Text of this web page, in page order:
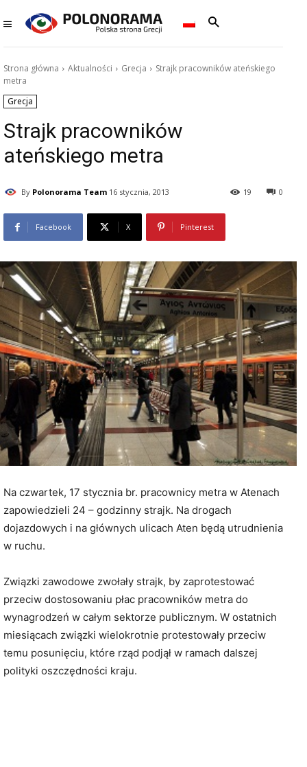
Strona główna Aktualności Grecja
Strajk pracowników ateńskiego
metra
Grecja
Strajk pracowników
ateńskiego metra
By Polonorama Team 16 stycznia, 2013 0
19
Facebook X Pinterest
Na czwartek, 17 stycznia br. pracownicy metra w Atenach
zapowiedzieli 24 – godzinny strajk. Na drogach
dojazdowych i na głównych ulicach Aten będą utrudnienia
w ruchu.
Związki zawodowe zwołały strajk, by zaprotestować
przeciw dostosowaniu płac pracowników metra do
wynagrodzeń w całym sektorze publicznym. W ostatnich
miesiącach związki wielokrotnie protestowały przeciw
temu posunięciu, które rząd podjął w ramach dalszej
polityki oszczędności kraju.